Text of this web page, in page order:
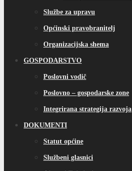
Službe za upravu
Općinski pravobranitelj
Organizacijska shema
GOSPODARSTVO
Poslovni vodič
Poslovno – gospodarske zone
Integrirana strategija razvoja
DOKUMENTI
Statut općine
Službeni glasnici